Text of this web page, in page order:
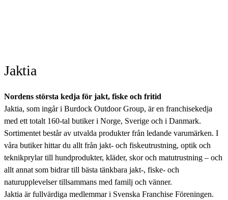
Jaktia
Nordens största kedja för jakt, fiske och fritid
Jaktia, som ingår i Burdock Outdoor Group, är en franchisekedja
med ett totalt 160-tal butiker i Norge, Sverige och i Danmark.
Sortimentet består av utvalda produkter från ledande varumärken. I
våra butiker hittar du allt från jakt- och fiskeutrustning, optik och
teknikprylar till hundprodukter, kläder, skor och matutrustning – och
allt annat som bidrar till bästa tänkbara jakt-, fiske- och
naturupplevelser tillsammans med familj och vänner.
Jaktia är fullvärdiga medlemmar i Svenska Franchise Föreningen.